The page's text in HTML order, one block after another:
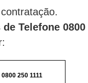
de Telefone 0800
0800 250 1111